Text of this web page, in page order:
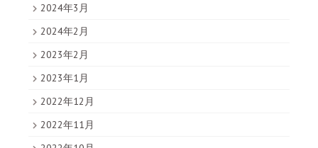
2024年3月
2024年2月
2023年2月
2023年1月
2022年12月
2022年11月